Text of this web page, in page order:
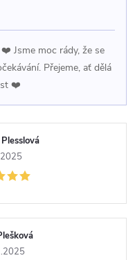
Jsme moc rády, že se
Přejeme, ať dělá
❤️